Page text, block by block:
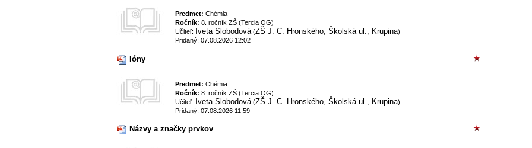
Predmet: Chémia
Ročník: 8. ročník ZŠ (Tercia OG)
Učiteľ:
Iveta Slobodová (ZŠ J. C. Hronského, Školská ul., Krupina)
Pridaný: 07.08.2026 12:02
Ióny
Predmet: Chémia
Ročník: 8. ročník ZŠ (Tercia OG)
Učiteľ: Iveta Slobodová (ZŠ J. C. Hronského, Školská ul., Krupina)
Pridaný: 07.08.2026 11:59
Názvy a značky prvkov